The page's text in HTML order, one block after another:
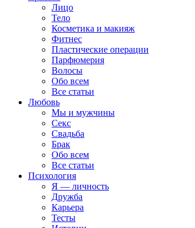
Лицо
Тело
Косметика и макияж
Фитнес
Пластические операции
Парфюмерия
Волосы
Обо всем
Все статьи
Любовь
Мы и мужчины
Секс
Свадьба
Брак
Обо всем
Все статьи
Психология
Я — личность
Дружба
Карьера
Тесты